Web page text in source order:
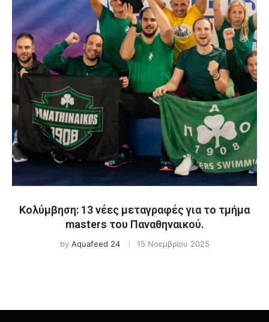
Κολύμβηση: 13 νέες μεταγραφές για το τμήμα
masters του Παναθηναικού.
by Aquafeed 24 15 Νοεμβρίου 2025